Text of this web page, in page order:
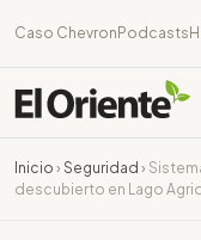
Caso Chevron Podcasts
Inicio › Seguridad ›
descubierto en Lago